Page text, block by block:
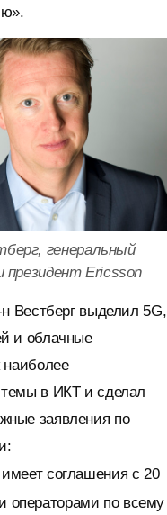
генеральный
президент Ericsson
Вестберг выделил 5G,
и облачные
наиболее
в ИКТ и сделал
заявления по
соглашения с 20
операторами по всему